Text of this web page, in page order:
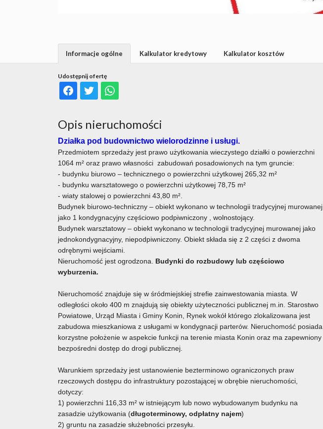
Udostępnij ofertę
Informacje ogólne Kalkulator kredytowy Kalkulator kosztów
Opis nieruchomości
Działka pod budownictwo wielorodzinne i usługi.
Przedmiotem sprzedaży jest prawo użytkowania wieczystego działki o powierzchni
1064 m² oraz prawo własności zabudowań posadowionych na tym gruncie:
- budynku biurowo – technicznego o powierzchni użytkowej 265,32 m²
- budynku warsztatowego o powierzchni użytkowej 78,75 m²
- wiaty stalowej o powierzchni 43,80 m².
Budynek biurowo-techniczny – obiekt wykonano w technologii tradycyjnej murowanej
jako 1 kondygnacyjny częściowo podpiwniczony , wolnostojący.
Budynek warsztatowy – obiekt wykonano w technologii tradycyjnej murowanej jako
jednokondygnacyjny, niepodpiwniczony. Obiekt składa się z 2 części z dwoma
odrębnymi wejściami.
Nieruchomość jest ogrodzona. Budynki do rozbudowy lub częściowo
wyburzenia.
Nieruchomość znajduje się w śródmiejskiej strefie zainwestowania miasta. W
odległości około 400 m znajdują się obiekty użyteczności publicznej m.in. Starostwo
Powiatowe, Urząd Miasta i Gminy Konin, Rynek wokół którego zlokalizowana jest
zabudowa mieszkaniowa z usługami w kondygnacji parterów. Nieruchomość posiada
korzystne położenie w aspekcie funkcji na terenie miasta Konin oraz ma zapewniony
bezpośredni dostęp do drogi publicznej.
Warunkiem sprzedaży jest ustanowienie bezterminowo ograniczonych praw
rzeczowych dostępu do infrastruktury pozostającej w obrębie nieruchomości,
dotyczy:
1) powierzchni 116,33 m² w istniejącym lub nowo wybudowanym budynku na
zasadzie użytkowania (długoterminowy, odpłatny najem)
2) gruntu na zasadzie służebności przesyłu.